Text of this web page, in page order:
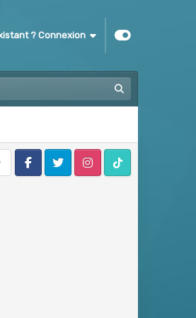
? Connexion
FacebookTwitter InstagramTik Tok